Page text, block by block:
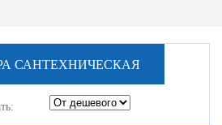
САНТЕХНИЧЕСКАЯ